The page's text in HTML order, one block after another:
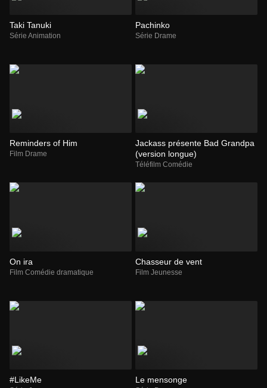
Taki Tanuki
Série Animation
Pachinko
Série Drame
Reminders of Him
Film Drame
Jackass présente Bad Grandpa
(version longue)
Téléfilm Comédie
On ira
Film Comédie dramatique
Chasseur de vent
Film Jeunesse
#LikeMe Le mensonge